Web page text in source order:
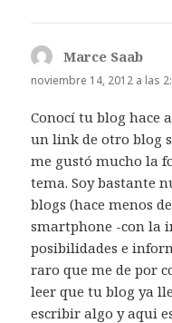
Marce Saab
noviembre 14, 2012 a las
Conocí tu blog hace
un link de otro blog
me gustó mucho la
tema. Soy bastante
blogs (hace menos
smartphone -con la
posibilidades e
raro que me de por
leer que tu blog ya
escribir algo y aqui